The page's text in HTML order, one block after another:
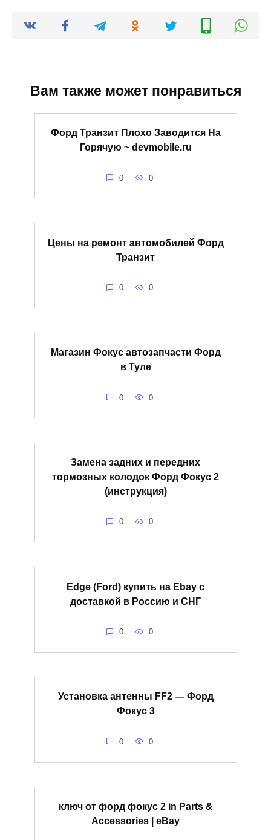
Вам также может понравиться
Форд Транзит Плохо Заводится На
Горячую ~ devmobile.ru
0 0
Цены на ремонт автомобилей Форд
Транзит
0 0
Магазин Фокус автозапчасти Форд
в Туле
0 0
Замена задних и передних
тормозных колодок Форд Фокус 2
(инструкция)
0 0
Edge (Ford) купить на Ebay с
доставкой в Россию и СНГ
0 0
Установка антенны FF2 — Форд
Фокус 3
0 0
ключ от форд фокус 2 in Parts &
Accessories | eBay